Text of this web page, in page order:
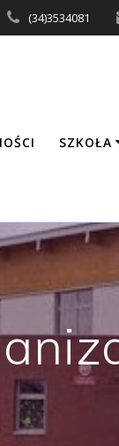
(34)3534081
SZKOŁA